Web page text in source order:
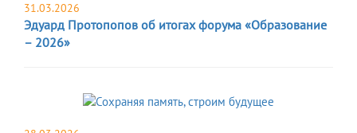
31.03.2026
Эдуард Протопопов об итогах форума «Образование
– 2026»